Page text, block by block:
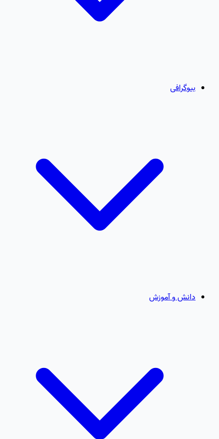
بیوگرافی
دانش و آموزش